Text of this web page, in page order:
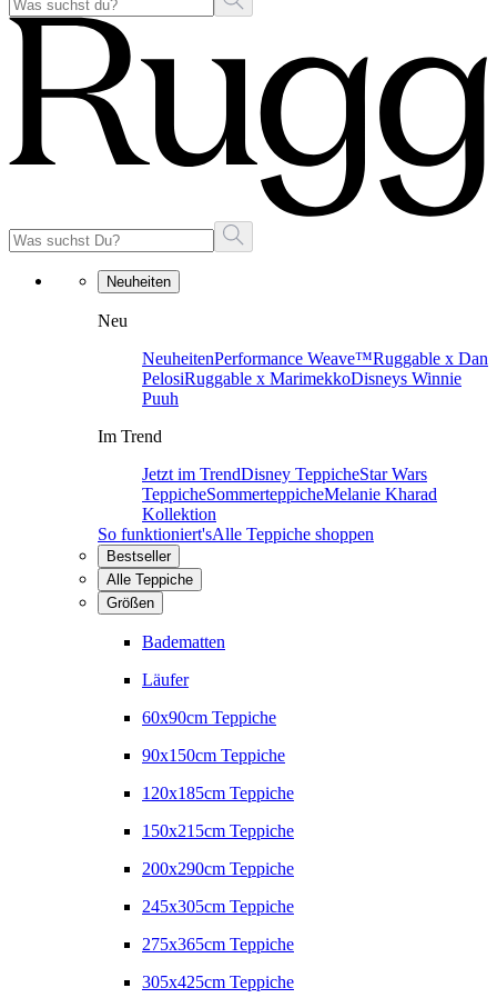
Neuheiten
Neu
NeuheitenPerformance Weave™Ruggable x Dan
PelosiRuggable x MarimekkoDisneys Winnie
Puuh
Im Trend
Jetzt im TrendDisney TeppicheStar Wars
TeppicheSommerteppicheMelanie Kharad
Kollektion
So funktioniert'sAlle Teppiche shoppen
Bestseller
Alle Teppiche
Größen
Badematten
Läufer
60x90cm Teppiche
90x150cm Teppiche
120x185cm Teppiche
150x215cm Teppiche
200x290cm Teppiche
245x305cm Teppiche
275x365cm Teppiche
305x425cm Teppiche